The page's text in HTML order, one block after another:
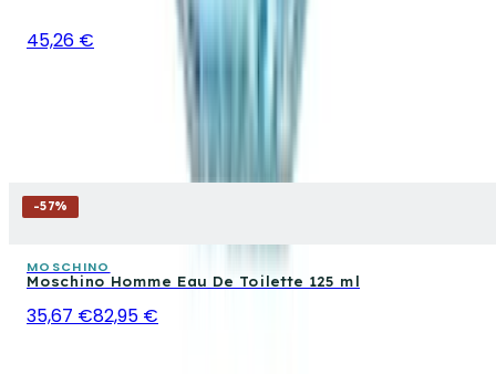
45,26 €
-57%
MOSCHINO
Moschino Homme Eau De Toilette 125 ml
35,67 €82,95 €